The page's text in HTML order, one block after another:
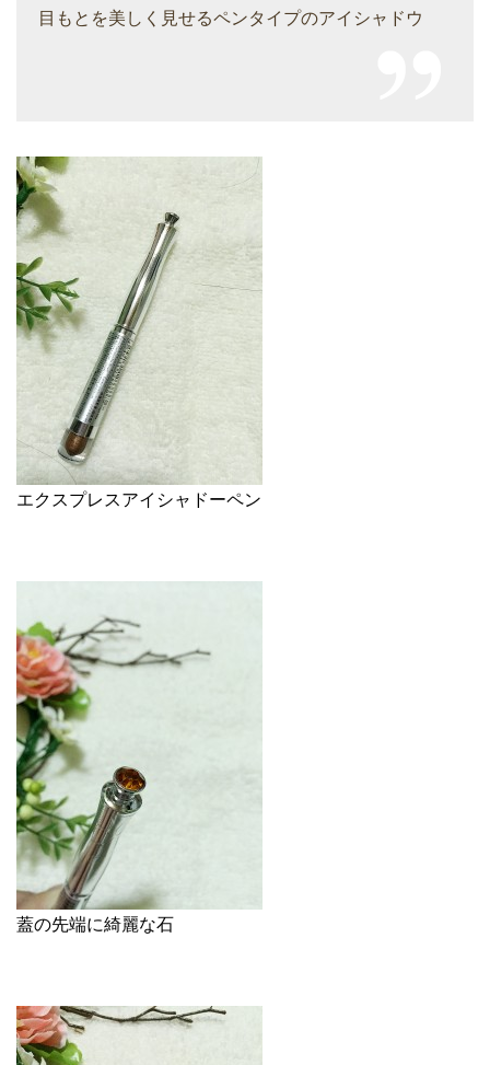
目もとを美しく見せるペンタイプのアイシャドウ
エクスプレスアイシャドーペン
蓋の先端に綺麗な石